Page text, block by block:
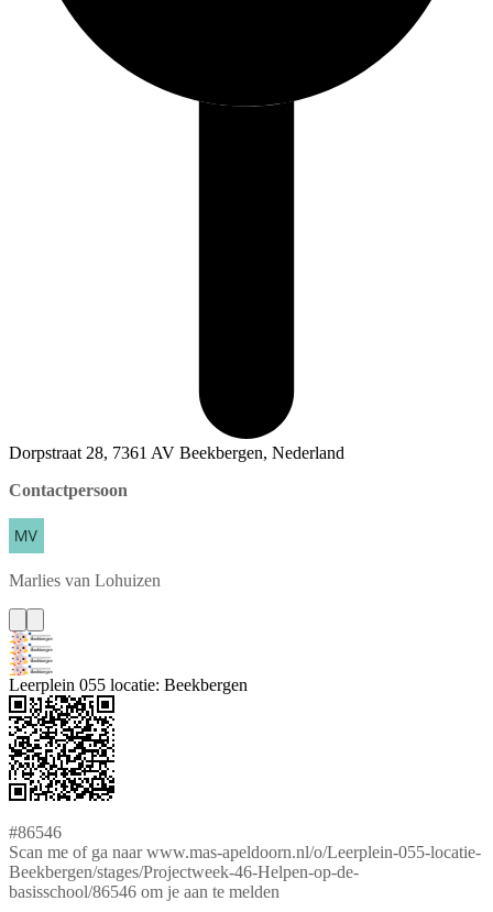
Dorpstraat 28, 7361 AV Beekbergen, Nederland
Contactpersoon
Marlies van Lohuizen
Leerplein 055 locatie: Beekbergen
#86546
Scan me of ga naar www.mas-apeldoorn.nl/o/Leerplein-055-locatie-
Beekbergen/stages/Projectweek-46-Helpen-op-de-
basisschool/86546 om je aan te melden